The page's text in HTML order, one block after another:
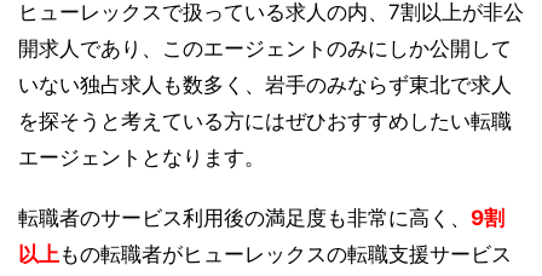
ヒューレックスで扱っている求人の内、7割以上が非公
開求人であり、このエージェントのみにしか公開して
いない独占求人も数多く、岩手のみならず東北で求人
を探そうと考えている方にはぜひおすすめしたい転職
エージェントとなります。
転職者のサービス利用後の満足度も非常に高く、 9割
以上 もの転職者がヒューレックスの転職支援サービス